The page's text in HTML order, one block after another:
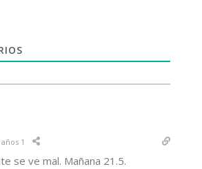
1
se ve mal. Mañana 21.5.